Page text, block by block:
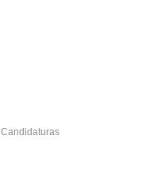
Candidaturas